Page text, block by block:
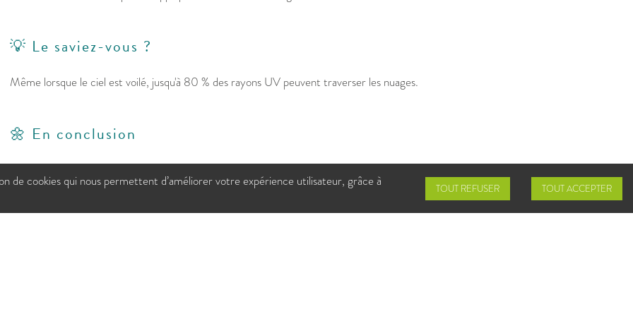
💡 Le saviez-vous ?
Même lorsque le ciel est voilé, jusqu'à 80 % des rayons UV peuvent traverser les nuages.
🌼 En conclusion
Le soleil est excellent pour le moral... mais il mérite un peu de préparation. Finalement, choisir
sa crème solaire, c'est un peu comme choisir ses lunettes : le meilleur modèle est celui que l'on
de cookies qui nous permettent d’améliorer votre expérience utilisateur, grâce à
TOUT REFUSER TOUT ACCEPTER